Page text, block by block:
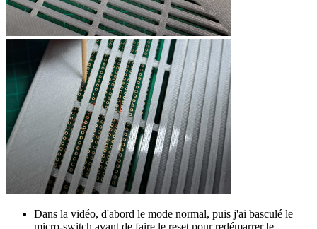
Dans la vidéo, d'abord le mode normal, puis j'ai basculé le